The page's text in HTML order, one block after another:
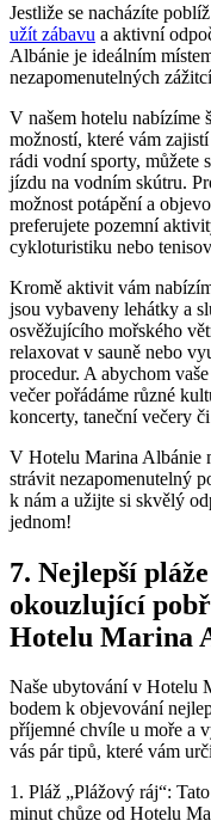
Jestliže⁣ se nacházíte
užít zábavu a aktivní⁢
Albánie je ideálním‌
nezapomenutelných
V našem hotelu nabízíme
možností, které vám
rádi vodní sporty, můžete
jízdu na⁣ vodním ‌skútru.
možnost potápění a‌
preferujete ⁣pozemní
cykloturistiku nebo‍
Kromě⁤ aktivit vám
jsou vybaveny lehátky a
osvěžujícího mořského
⁢relaxovat v sauně nebo
procedur. ⁤A abychom
večer pořádáme ‍různé
koncerty, taneční večery‍
V Hotelu Marina Albánie‍
strávit nezapomenutelný
k nám a užijte si skvělý
jednom!
7. ⁢Nejlepší
okouzlující
Hotelu Marina
Naše⁣ ubytování​ v Hotelu
bodem⁣ k objevování
příjemné chvíle u‌ moře a
vás ​pár tipů, které vám
1. Pláž „Plážový ráj“:
minut chůze od Hotelu